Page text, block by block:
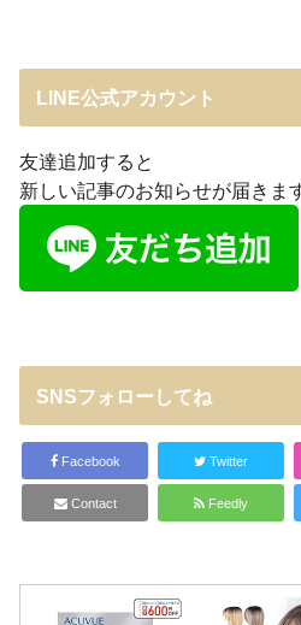
LINE公式アカウント
友達追加すると
新しい記事のお知らせが届きま
SNSフォローしてね
Facebook Twitter
Contact Feedly